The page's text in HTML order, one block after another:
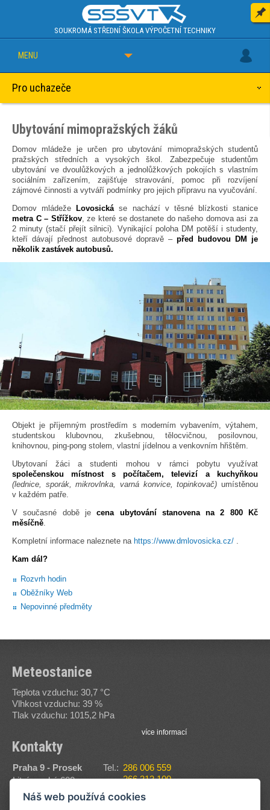
SOUKROMÁ STŘEDNÍ ŠKOLA VÝPOČETNÍ TECHNIKY
MENU
Pro uchazeče
Ubytování mimopražských žáků
Domov mládeže je určen pro ubytování mimopražských studentů
pražských středních a vysokých škol. Zabezpečuje studentům
ubytování ve dvoulůžkových a jednolůžkových pokojích s vlastním
sociálním zařízením, zajišťuje stravování, pomoc při rozvíjení
zájmové činnosti a vytváří podmínky pro jejich přípravu na vyučování.
Domov mládeže
Lovosickáse nachází v těsné blízkosti stanice
metra C – Střížkov, ze které se dostanete do našeho domova asi za
2 minuty (stačí přejít silnici). Vynikající poloha DM potěší i studenty,
kteří dávají přednost autobusové dopravě – před budovou DM je
několik zastávek autobusů.
Objekt je příjemným prostředím s moderním vybavením, výtahem,
studentskou klubovnou, zkušebnou, tělocvičnou, posilovnou,
knihovnou, ping-pong stolem, vlastní jídelnou a venkovním hřištěm.
Ubytovaní žáci a studenti mohou v rámci pobytu využívat
společenskou místnost s počítačem, televizí a kuchyňkou
(lednice, sporák, mikrovlnka, varná konvice, topinkovač) umístěnou
v každém patře.
V současné době jecena ubytování stanovena na 2 800 Kč
měsíčně.
Kompletní informace naleznete na https://www.dmlovosicka.cz/ .
Kam dál?
Rozvrh hodin
Oběžníky Web
Nepovinné předměty
Meteostanice
Teplota vzduchu: 30,7 °C
Vlhkost vzduchu: 39 %
Tlak vzduchu: 1015,2 hPa
více informací
Kontakty
Praha 9 - Prosek
Litvínovská 600
190 00
Zobrazit na mapě
Tel.: 286 006 559
266 313 100
Fax:
286 006 560
E-
sssvt@sssvt.cz
Náš web používá cookies